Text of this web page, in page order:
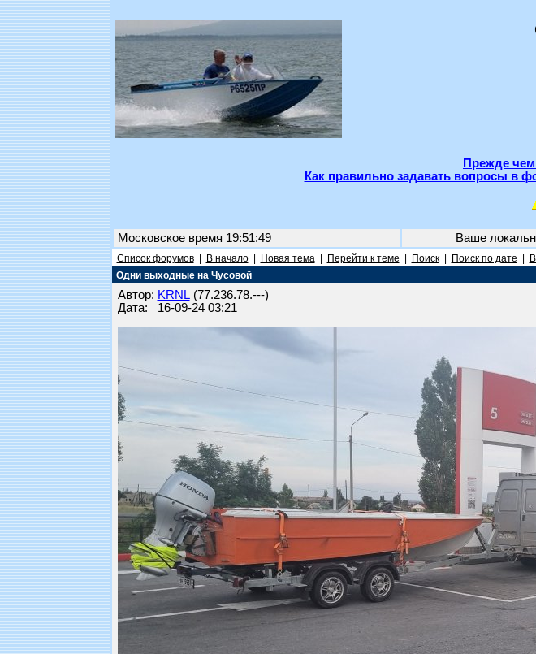
Прежде чем
Как правильно задавать вопросы в
Московское время 19:51:49 Ваше
Список форумов| В начало| Новая тема| Перейти к теме Поиск| Поиск по дате
Одни выходные на Чусовой
Автор: KRNL(77.236.78.---)
Дата: 16-09-24 03:21